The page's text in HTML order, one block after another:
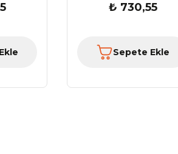
₺ 730,55
Sepete Ekle